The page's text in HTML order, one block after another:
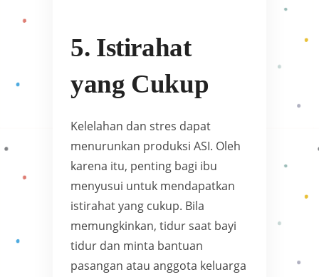
5. Istirahat
yang Cukup
Kelelahan dan stres dapat
menurunkan produksi ASI. Oleh
karena itu, penting bagi ibu
menyusui untuk mendapatkan
istirahat yang cukup. Bila
memungkinkan, tidur saat bayi
tidur dan minta bantuan
pasangan atau anggota keluarga